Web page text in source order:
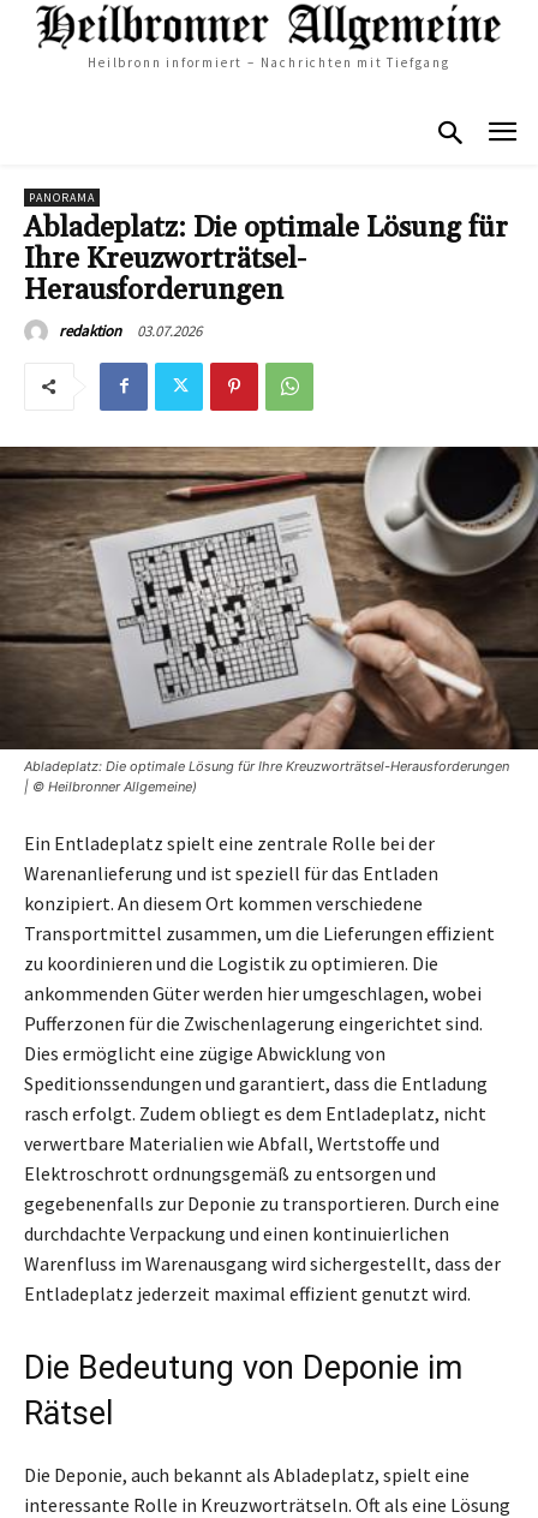
Heilbronn informiert – Nachrichten mit Tiefgang
PANORAMA
Abladeplatz: Die optimale Lösung für
Ihre Kreuzworträtsel-
Herausforderungen
redaktion 03.07.2026
Abladeplatz: Die optimale Lösung für Ihre Kreuzworträtsel-Herausforderungen
| © Heilbronner Allgemeine)
Ein Entladeplatz spielt eine zentrale Rolle bei der
Warenanlieferung und ist speziell für das Entladen
konzipiert. An diesem Ort kommen verschiedene
Transportmittel zusammen, um die Lieferungen effizient
zu koordinieren und die Logistik zu optimieren. Die
ankommenden Güter werden hier umgeschlagen, wobei
Pufferzonen für die Zwischenlagerung eingerichtet sind.
Dies ermöglicht eine zügige Abwicklung von
Speditionssendungen und garantiert, dass die Entladung
rasch erfolgt. Zudem obliegt es dem Entladeplatz, nicht
verwertbare Materialien wie Abfall, Wertstoffe und
Elektroschrott ordnungsgemäß zu entsorgen und
gegebenenfalls zur Deponie zu transportieren. Durch eine
durchdachte Verpackung und einen kontinuierlichen
Warenfluss im Warenausgang wird sichergestellt, dass der
Entladeplatz jederzeit maximal effizient genutzt wird.
Die Bedeutung von Deponie im
Rätsel
Die Deponie, auch bekannt als Abladeplatz, spielt eine
interessante Rolle in Kreuzworträtseln. Oft als eine Lösung